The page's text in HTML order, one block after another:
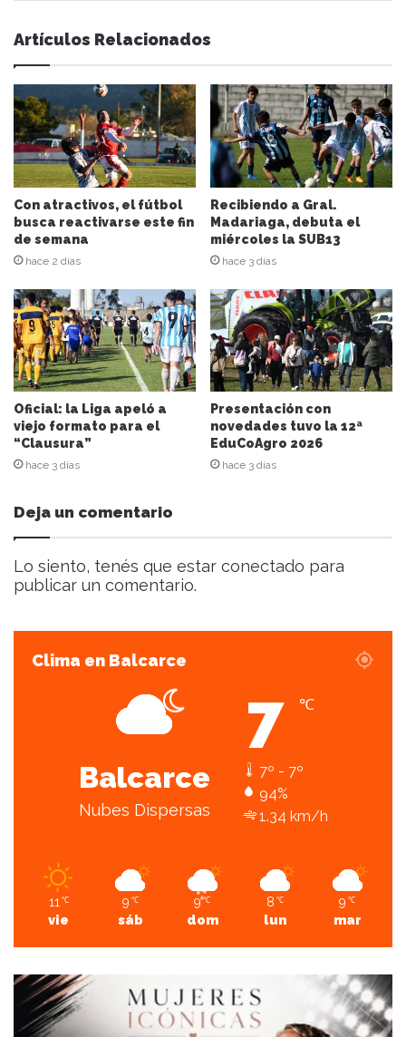
s
u
d
i
r
e
c
c
i
ó
n
d
c
o
r
r
e
o
e
l
e
c
ó
n
i
c
Artículos Relacionados
Con atractivos, el fútbol
busca reactivarse este fin
de semana
hace 2 días
Recibiendo a Gral.
Madariaga, debuta el
miércoles la SUB13
hace 3 días
Oficial: la Liga apeló a
viejo formato para el
“Clausura”
hace 3 días
Presentación con
novedades tuvo la 12ª
EduCoAgro 2026
hace 3 días
Deja un comentario
Lo siento, tenés que estar conectado para
publicar un comentario.
Clima en Balcarce
Balcarce
Nubes Dispersas
7 ℃
7º - 7º
94%
1.34 km/h
11 ℃
vie
9 ℃
sáb
9 ℃
dom
8 ℃
lun
9 ℃
mar